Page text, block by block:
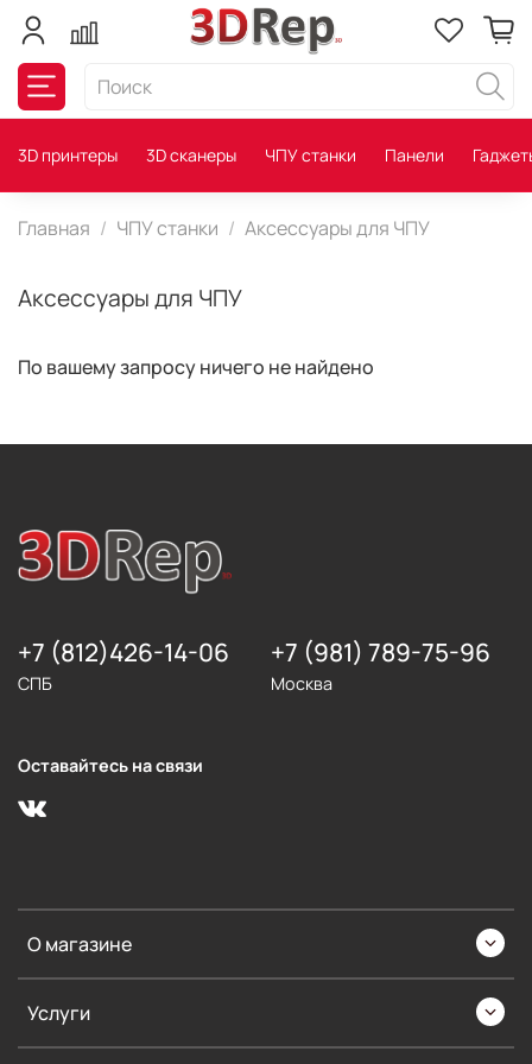
3D принтеры 3D сканеры ЧПУ станки Панели
Главная ЧПУ станки Аксессуары для ЧПУ
Аксессуары для ЧПУ
По вашему запросу ничего не найдено
О магазине
Услуги
+7 (812)426-14-06
СПБ
+7 (981) 789-75-96
Москва
Оставайтесь на связи